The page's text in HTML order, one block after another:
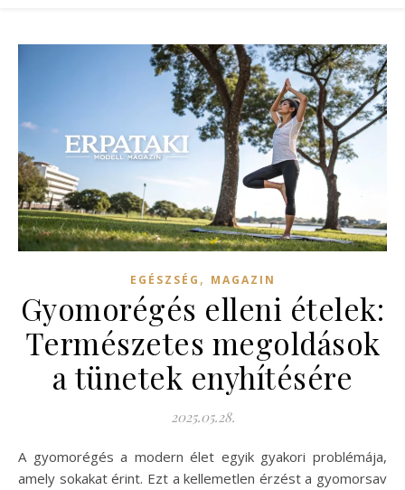
EGÉSZSÉG , MAGAZIN
Gyomorégés elleni ételek:
Természetes megoldások
a tünetek enyhítésére
2025.05.28.
A gyomorégés a modern élet egyik gyakori problémája,
amely sokakat érint. Ezt a kellemetlen érzést a gyomorsav